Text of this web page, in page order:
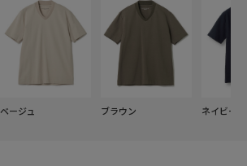
ベージュ ブラウン ネイビー